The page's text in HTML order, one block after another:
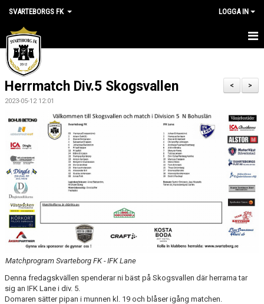
SVARTEBORGS FK LOGGA IN
HEM
NYHETER
KALENDER
VÅRA LAG
KLUBBSHOP
MEDLEM
VÅRA MATCHER
KONSTGRÄS
SPONSORHUSET
>
<
Herrmatch Div.5 Skogsvallen
2023-05-12 12:01
Matchprogram Svarteborg FK - IFK Lane
Denna fredagskvällen spenderar ni bäst på Skogsvallen där herrarna tar
sig an IFK Lane i div. 5.
Domaren sätter pipan i munnen kl. 19 och blåser igång matchen.